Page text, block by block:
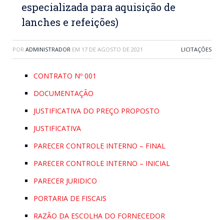
especializada para aquisição de
lanches e refeições)
POR ADMINISTRADOR EM 17 DE AGOSTO DE 2021 LICITAÇÕES
CONTRATO Nº 001
DOCUMENTAÇÃO
JUSTIFICATIVA DO PREÇO PROPOSTO
JUSTIFICATIVA
PARECER CONTROLE INTERNO – FINAL
PARECER CONTROLE INTERNO – INICIAL
PARECER JURIDICO
PORTARIA DE FISCAIS
RAZÃO DA ESCOLHA DO FORNECEDOR